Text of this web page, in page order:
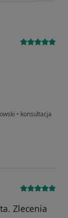
• konsultacja
Zlecenia